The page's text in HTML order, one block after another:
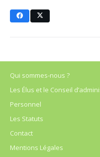
Qui sommes-nous ?
Les Élus et le Conseil
Personnel
Les Statuts
Contact
Mentions Légales